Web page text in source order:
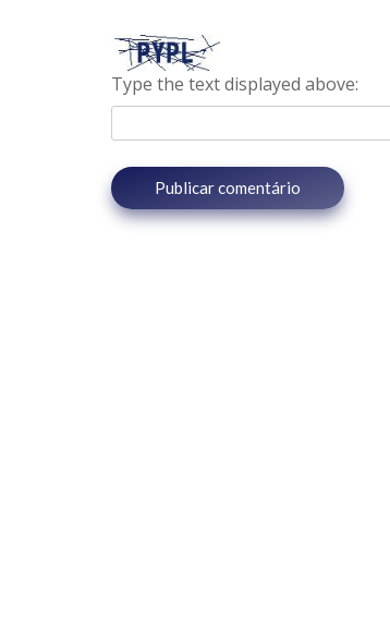
Type the text displayed above: